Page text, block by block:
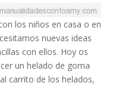
los niños en casa o en
nuevas ideas
con ellos. Hoy os
un helado de goma
carrito de los helados,